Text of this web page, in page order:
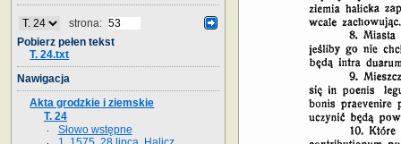
strona:
Pobierz pełen tekst
T. 24.txt
Nawigacja
Akta grodzkie i ziemskie
T. 24
Słowo wstępne